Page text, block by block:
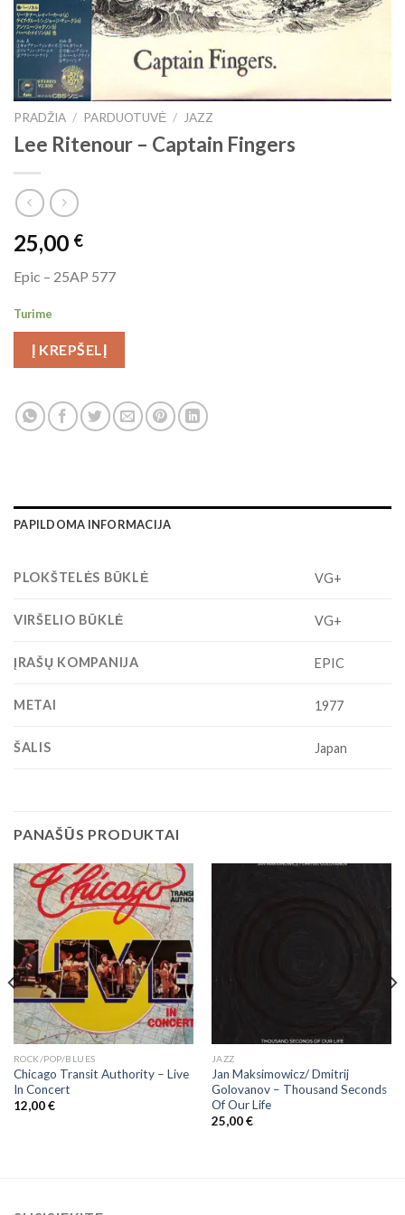
PRADŽIA / PARDUOTUVĖ / JAZZ
Lee Ritenour ‎– Captain Fingers
25,00 €
Epic ‎– 25AP 577
Turime
Į KREPŠELĮ
PAPILDOMA INFORMACIJA
PLOKŠTELĖS BŪKLĖ VG+
VIRŠELIO BŪKLĖ VG+
ĮRAŠŲ KOMPANIJA EPIC
METAI 1977
ŠALIS Japan
PANAŠŪS PRODUKTAI
ROCK/POP/BLUES
Chicago Transit Authority – Live
In Concert
12,00€
JAZZ
Jan Maksimowicz/ Dmitrij
Golovanov ‎– Thousand Seconds
Of Our Life
25,00€